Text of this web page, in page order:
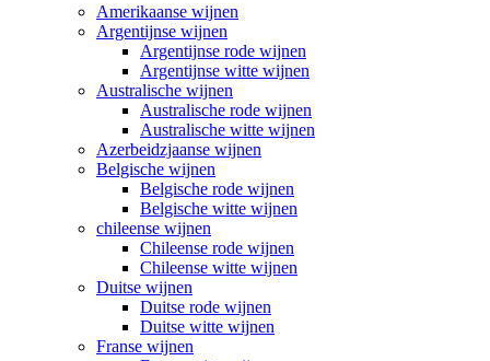
Amerikaanse wijnen
Argentijnse wijnen
Argentijnse rode wijnen
Argentijnse witte wijnen
Australische wijnen
Australische rode wijnen
Australische witte wijnen
Azerbeidzjaanse wijnen
Belgische wijnen
Belgische rode wijnen
Belgische witte wijnen
chileense wijnen
Chileense rode wijnen
Chileense witte wijnen
Duitse wijnen
Duitse rode wijnen
Duitse witte wijnen
Franse wijnen